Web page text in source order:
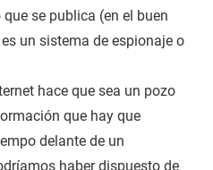
se publica (en el buen
un sistema de espionaje o
hace que sea un pozo
que hay que
delante de un
haber dispuesto de